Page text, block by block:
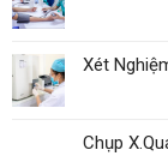
Xét
Chụp